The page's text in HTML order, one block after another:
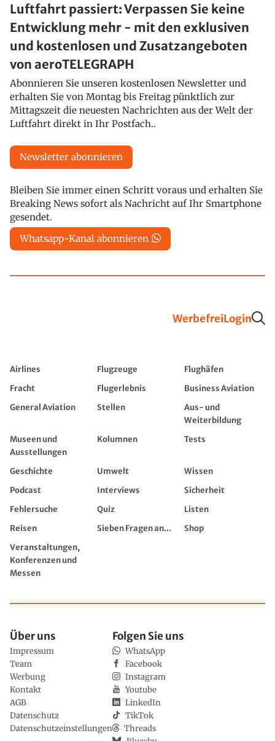
Luftfahrt passiert: Verpassen Sie keine
Entwicklung mehr - mit den exklusiven
und kostenlosen und Zusatzangeboten
von aeroTELEGRAPH
Abonnieren Sie unseren kostenlosen Newsletter und
erhalten Sie von Montag bis Freitag pünktlich zur
Mittagszeit die neuesten Nachrichten aus der Welt der
Luftfahrt direkt in Ihr Postfach..
Newsletter abonnieren
Bleiben Sie immer einen Schritt voraus und erhalten Sie
Breaking News sofort als Nachricht auf Ihr Smartphone
gesendet.
Whatsapp-Kanal abonnieren
WerbefreiLogin
Airlines Flugzeuge
Flughäfen
Fracht
Flugerlebnis
Business Aviation
General Aviation
Stellen
Aus- und
Weiterbildung
Museen und
Ausstellungen
Kolumnen Tests
Geschichte Umwelt
Wissen
Podcast
Interviews
Sicherheit
Fehlersuche
Quiz
Listen
Reisen
Sieben Fragen an...
Shop
Veranstaltungen,
Konferenzen und
Messen
Über uns
Impressum
Team
Werbung
Kontakt
AGB
Datenschutz
Datenschutzeinstellungen
Folgen Sie uns
WhatsApp
Facebook
Instagram
Youtube
LinkedIn
TikTok
Threads